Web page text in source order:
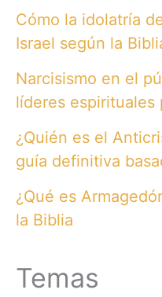
Cómo la idolatría
Israel según la
Narcisismo en el
líderes espirituales
¿Quién es el
guía definitiva
¿Qué es
la Biblia
Temas